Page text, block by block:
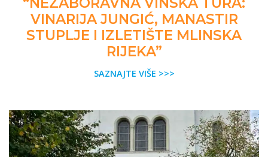
VINARIJA JUNGIĆ, MANASTIR
STUPLJE I IZLETIŠTE MLINSKA
RIJEKA”
SAZNAJTE VIŠE >>>